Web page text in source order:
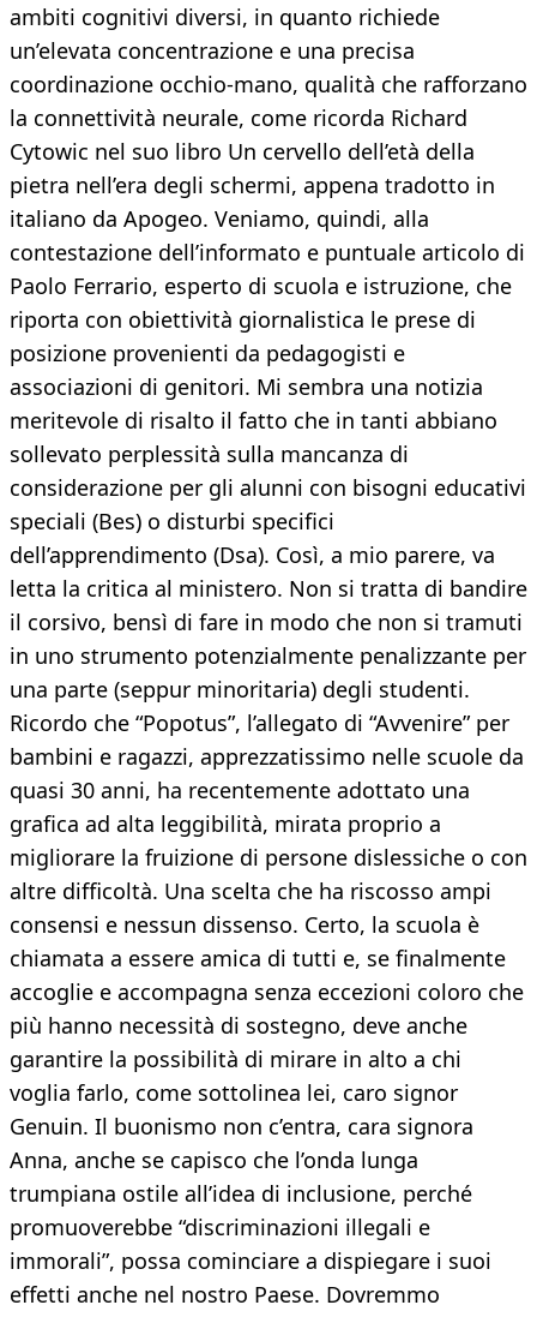
ambiti cognitivi diversi, in quanto richiede
un’elevata concentrazione e una precisa
coordinazione occhio-mano, qualità che rafforzano
la connettività neurale, come ricorda Richard
Cytowic nel suo libro Un cervello dell’età della
pietra nell’era degli schermi, appena tradotto in
italiano da Apogeo. Veniamo, quindi, alla
contestazione dell’informato e puntuale articolo di
Paolo Ferrario, esperto di scuola e istruzione, che
riporta con obiettività giornalistica le prese di
posizione provenienti da pedagogisti e
associazioni di genitori. Mi sembra una notizia
meritevole di risalto il fatto che in tanti abbiano
sollevato perplessità sulla mancanza di
considerazione per gli alunni con bisogni educativi
speciali (Bes) o disturbi specifici
dell’apprendimento (Dsa). Così, a mio parere, va
letta la critica al ministero. Non si tratta di bandire
il corsivo, bensì di fare in modo che non si tramuti
in uno strumento potenzialmente penalizzante per
una parte (seppur minoritaria) degli studenti.
Ricordo che “Popotus”, l’allegato di “Avvenire” per
bambini e ragazzi, apprezzatissimo nelle scuole da
quasi 30 anni, ha recentemente adottato una
grafica ad alta leggibilità, mirata proprio a
migliorare la fruizione di persone dislessiche o con
altre difficoltà. Una scelta che ha riscosso ampi
consensi e nessun dissenso. Certo, la scuola è
chiamata a essere amica di tutti e, se finalmente
accoglie e accompagna senza eccezioni coloro che
più hanno necessità di sostegno, deve anche
garantire la possibilità di mirare in alto a chi
voglia farlo, come sottolinea lei, caro signor
Genuin. Il buonismo non c’entra, cara signora
Anna, anche se capisco che l’onda lunga
trumpiana ostile all’idea di inclusione, perché
promuoverebbe “discriminazioni illegali e
immorali”, possa cominciare a dispiegare i suoi
effetti anche nel nostro Paese. Dovremmo